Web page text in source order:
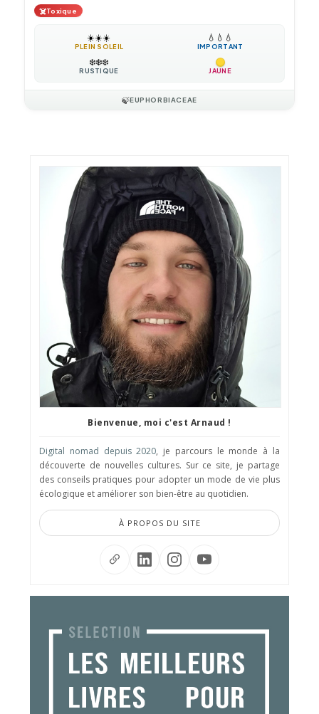
☠️Toxique
☀️☀️☀️
PLEIN SOLEIL
💧 💧 💧
IMPORTANT
❄️❄️❄️
RUSTIQUE JAUNE
🍃EUPHORBIACEAE
Bienvenue, moi c'est Arnaud !
Digital nomad depuis 2020, je parcours le monde à la
découverte de nouvelles cultures. Sur ce site, je partage
des conseils pratiques pour adopter un mode de vie plus
écologique et améliorer son bien-être au quotidien.
À PROPOS DU SITE